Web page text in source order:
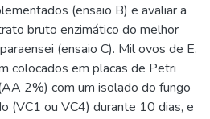
(ensaio B) e avaliar a
bruto enzimático do melhor
(ensaio C). Mil ovos de E.
colocados em placas de Petri
2%) com um isolado do fungo
(VC1 ou VC4) durante 10 dias, e